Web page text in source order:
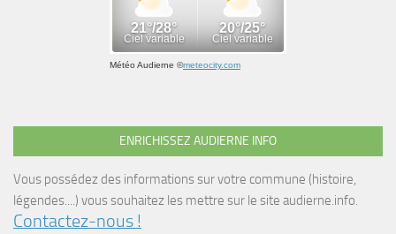
Météo Audierne ©meteocity.com
ENRICHISSEZ AUDIERNE INFO
Vous possédez des informations sur votre commune (histoire,
légendes....) vous souhaitez les mettre sur le site audierne.info.
Contactez-nous !